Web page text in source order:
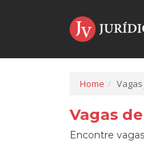
Home
Vagas
Encontre